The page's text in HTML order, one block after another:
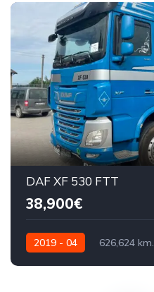
DAF XF 530 FTT
38,900€
2019 - 04 626,624 km.